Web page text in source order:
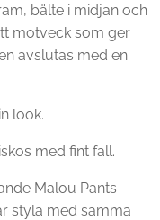
bälte i midjan och
motveck som ger
avslutas med en
look.
med fint fall.
Malou Pants -
styla med samma